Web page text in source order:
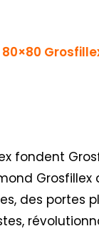
80×80
fondent
des portes